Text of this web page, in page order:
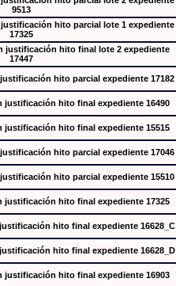
9513
hito parcial lote 1 expediente
17325
justificación hito final lote 2 expediente
17447
hito parcial expediente 17182
justificación hito final expediente 16490
justificación hito final expediente 15515
hito parcial expediente 17046
hito parcial expediente 15510
justificación hito final expediente 17325
hito final expediente 16628_C
hito final expediente 16628_D
justificación hito final expediente 16903